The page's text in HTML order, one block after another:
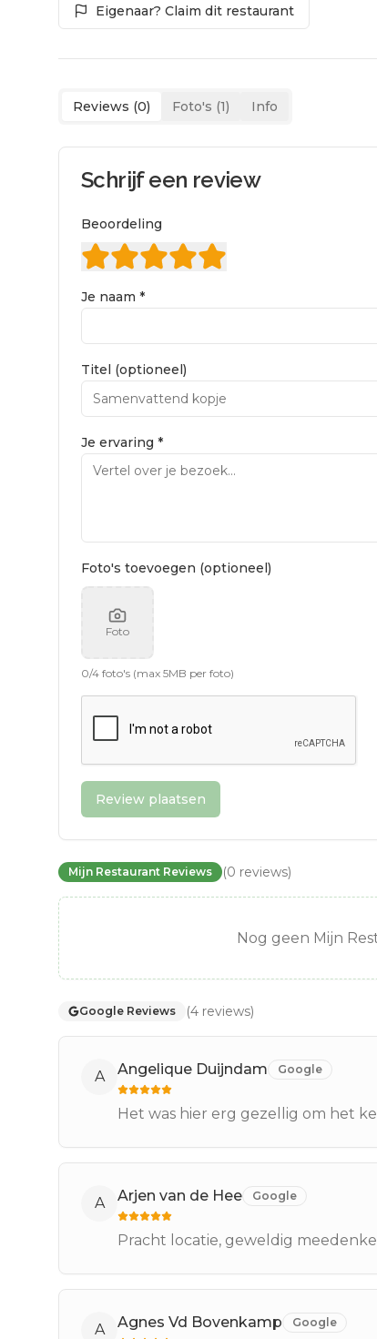
Eigenaar? Claim dit restaurant
Reviews (0) Foto's (1) Info
Schrijf een review
Beoordeling
Je naam *
Titel (optioneel)
Je ervaring *
Foto's toevoegen (optioneel)
Foto
0/4 foto's (max 5MB per foto)
Review plaatsen
Mijn Restaurant Reviews (0 reviews)
Nog geen Mijn
Google Reviews (4 reviews)
A Angelique Duijndam Google
Het was hier erg gezellig om het
A Arjen van de Hee Google
Pracht locatie, geweldig
A Agnes Vd Bovenkamp Google